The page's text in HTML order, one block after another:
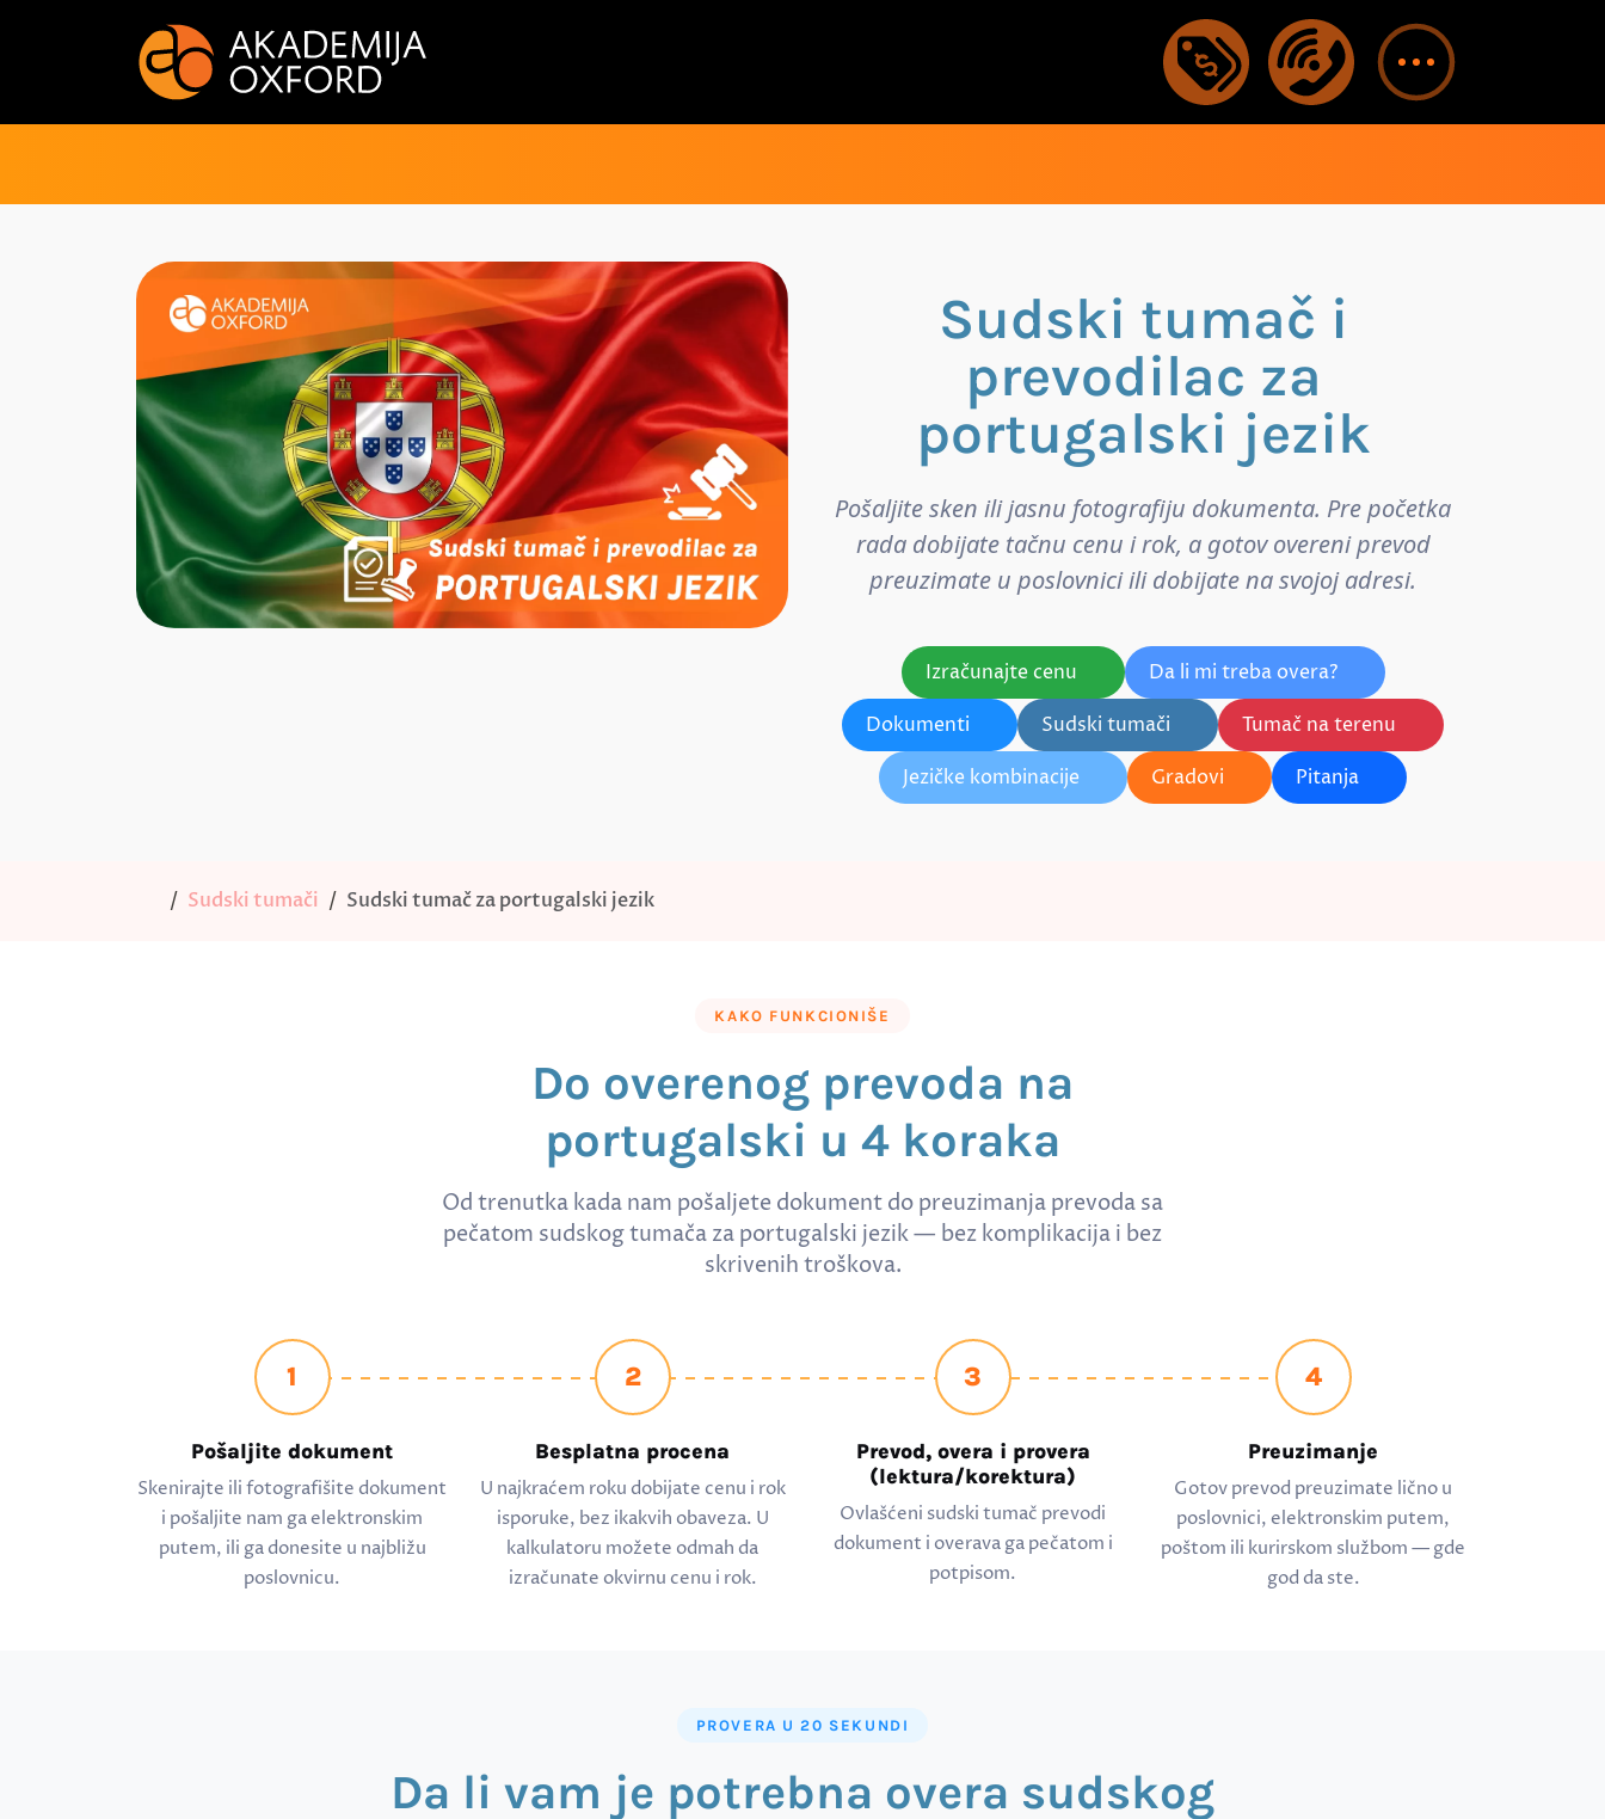
Sudski tumač i
prevodilac za
portugalski jezik
Pošaljite sken ili jasnu fotografiju dokumenta. Pre početka
rada dobijate tačnu cenu i rok, a gotov overeni prevod
preuzimate u poslovnici ili dobijate na svojoj adresi.
Izračunajte cenu
Da li mi treba overa?
Dokumenti
Sudski tumači
Tumač na terenu
Jezičke kombinacije
Gradovi Pitanja
Sudski tumači Sudski tumač za portugalski jezik
KAKO FUNKCIONIŠE
Do overenog prevoda na
portugalski u 4 koraka
Od trenutka kada nam pošaljete dokument do preuzimanja prevoda sa
pečatom sudskog tumača za portugalski jezik — bez komplikacija i bez
skrivenih troškova.
1
Pošaljite dokument
Skenirajte ili fotografišite dokument
i pošaljite nam ga elektronskim
putem, ili ga donesite u najbližu
poslovnicu.
2
Besplatna procena
U najkraćem roku dobijate cenu i rok
isporuke, bez ikakvih obaveza. U
kalkulatoru možete odmah da
izračunate okvirnu cenu i rok.
3
Prevod, overa i provera
(lektura/korektura)
Ovlašćeni sudski tumač prevodi
dokument i overava ga pečatom i
potpisom.
4
Preuzimanje
Gotov prevod preuzimate lično u
poslovnici, elektronskim putem,
poštom ili kurirskom službom — gde
god da ste.
PROVERA U 20 SEKUNDI
Da li vam je potrebna overa sudskog